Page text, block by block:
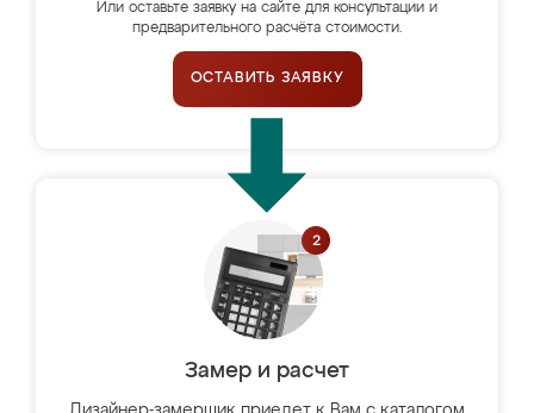
Или оставьте заявку на сайте для консультации и
предварительного расчёта стоимости.
ОСТАВИТЬ ЗАЯВКУ
Замер и расчет